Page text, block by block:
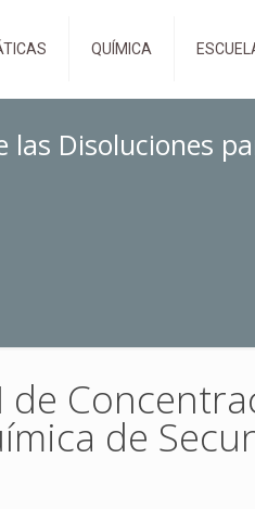
QUÍMICA
las Disoluciones
de
de